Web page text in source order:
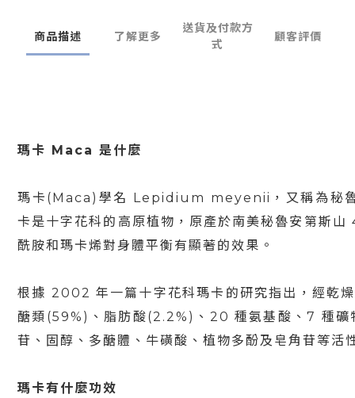
商品描述 了解更多
送貨及付款方
式
顧客評價
瑪卡 Maca 是什麼
瑪卡(Maca)學名 Lepidium meyenii，又稱為秘
卡是十字花科的高原植物，原產於南美秘魯安第斯
酰胺和瑪卡烯對身體平衡有顯著的效果。
根據 2002 年一篇十字花科瑪卡的研究指出，經乾
醣類(59%)、脂肪酸(2.2%)、20 種氨基酸、7 種礦
苷、固醇、多醣體、牛磺酸、植物多酚及皂角苷等活
瑪卡有什麼功效